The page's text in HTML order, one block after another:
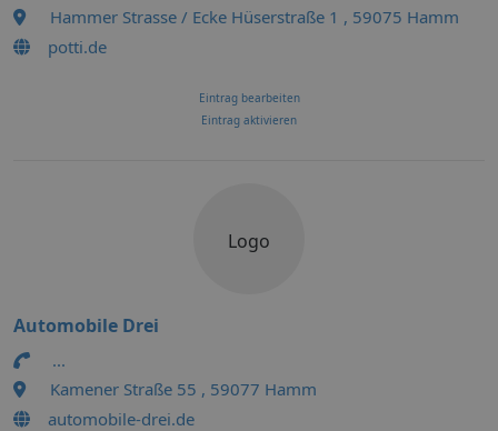
Hammer Strasse / Ecke Hüserstraße 1 , 59075 Hamm
potti.de
Eintrag bearbeiten
Eintrag aktivieren
Logo
Automobile Drei
...
Kamener Straße 55 , 59077 Hamm
automobile-drei.de